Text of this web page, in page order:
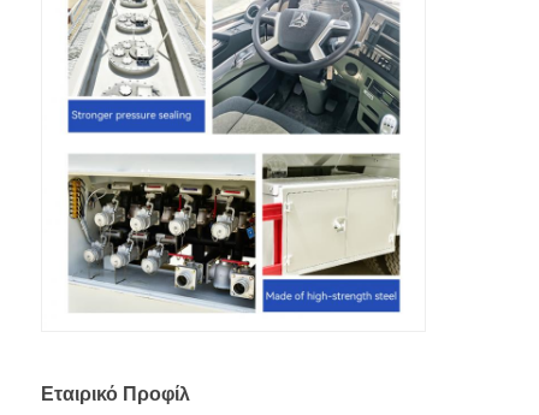
Εταιρικό Προφίλ